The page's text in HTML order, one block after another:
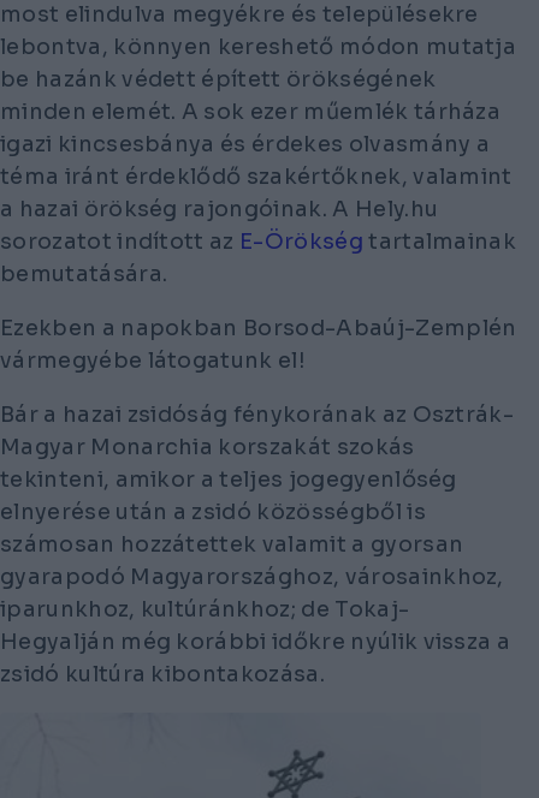
most elindulva megyékre és településekre
lebontva, könnyen kereshető módon mutatja
be hazánk védett épített örökségének
minden elemét. A sok ezer műemlék tárháza
igazi kincsesbánya és érdekes olvasmány a
téma iránt érdeklődő szakértőknek, valamint
a hazai örökség rajongóinak. A Hely.hu
sorozatot indított az E-Örökség tartalmainak
bemutatására.
Ezekben a napokban Borsod-Abaúj-Zemplén
vármegyébe látogatunk el!
Bár a hazai zsidóság fénykorának az Osztrák-
Magyar Monarchia korszakát szokás
tekinteni, amikor a teljes jogegyenlőség
elnyerése után a zsidó közösségből is
számosan hozzátettek valamit a gyorsan
gyarapodó Magyarországhoz, városainkhoz,
iparunkhoz, kultúránkhoz; de Tokaj-
Hegyalján még korábbi időkre nyúlik vissza a
zsidó kultúra kibontakozása.